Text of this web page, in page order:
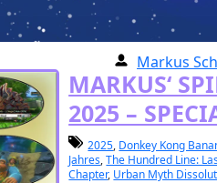
Markus
MARKUS‘
2025 –
2025, Donkey Kong
Jahres,The Hundred Line:
Chapter, Urban Myth